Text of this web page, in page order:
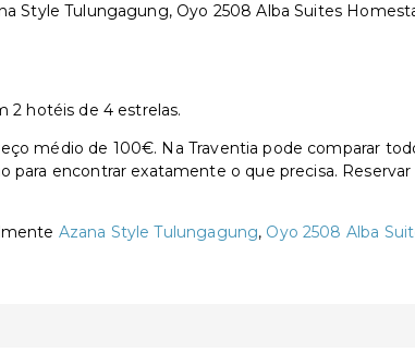
Style Tulungagung, Oyo 2508 Alba Suites
2 hotéis de 4 estrelas.
médio de 100€. Na Traventia pode comparar
encontrar exatamente o que precisa.
Azana Style Tulungagung, Oyo 2508 Alba